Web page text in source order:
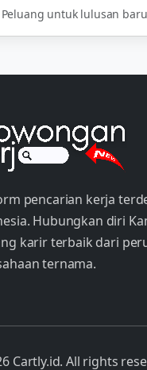
Peluang untuk lulusan baru
pencarian kerja
Hubungkan diri
karir terbaik dari
ternama.
Cartly.id. All rights